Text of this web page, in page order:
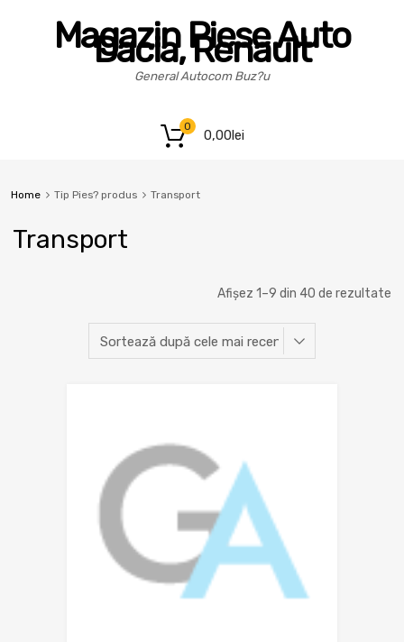
Magazin Piese Auto
Dacia, Renault
General Autocom Buz?u
0,00lei
0
Home Tip Pies? produs Transport
Transport
Afișez 1–9 din 40 de rezultate